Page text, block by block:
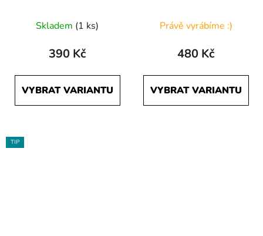
Skladem (1 ks)
390 Kč
VYBRAT VARIANTU
Právě vyrábíme :)
480 Kč
VYBRAT VARIANTU
TIP